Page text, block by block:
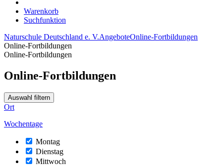
Warenkorb
Suchfunktion
Naturschule Deutschland e. V.AngeboteOnline-Fortbildungen
Online-Fortbildungen
Online-Fortbildungen
Online-Fortbildungen
Auswahl filtern
Ort
Wochentage
Montag
Dienstag
Mittwoch